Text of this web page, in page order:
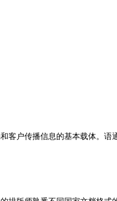
客户传播信息的基本载体。语